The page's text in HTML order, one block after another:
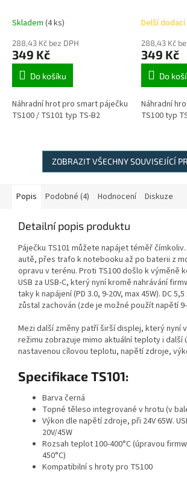
Skladem (4 ks)
288,43 Kč bez DPH
349 Kč
Do košíku
Náhradní hrot pro smart páječku
TS100 / TS101 typ TS-B2
Delší dodací
288,43 Kč
349 Kč
Do
Náhradní
TS100 typ
ZOBRAZIT VŠECHNY SOUVISEJÍCÍ
Popis Podobné (4) Hodnocení Diskuze
Detailní popis produktu
Páječku TS101 můžete napájet téměř
autě, přes trafo k notebooku až po baterii z
opravu v terénu. Proti TS100 došlo k výměně
USB za USB-C, který nyní kromě nahrávání
taky k napájení (PD 3.0, 9-20V, max 45W). DC
zůstal zachován (zde je možné použít napětí 9-
Mezi další změny patří širší displej, který nyní
režimu zobrazuje mimo aktuální teploty i další
nastavenou cílovou teplotu, napětí zdroje,
Specifikace TS101:
Barva černá
Topné těleso integrované v hrotu (v
Výkon dle napětí zdroje, při 24V 65W.
20V/45W
Rozsah teplot 100-400°C (úpravou
450°C)
Kompatibilní s hroty pro TS100